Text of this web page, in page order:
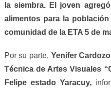
la siembra. El joven
alimentos para la población
comunidad de la ETA 5 de
Por su parte, Yenifer
Técnica de Artes Visuales
Felipe estado Yaracuy,